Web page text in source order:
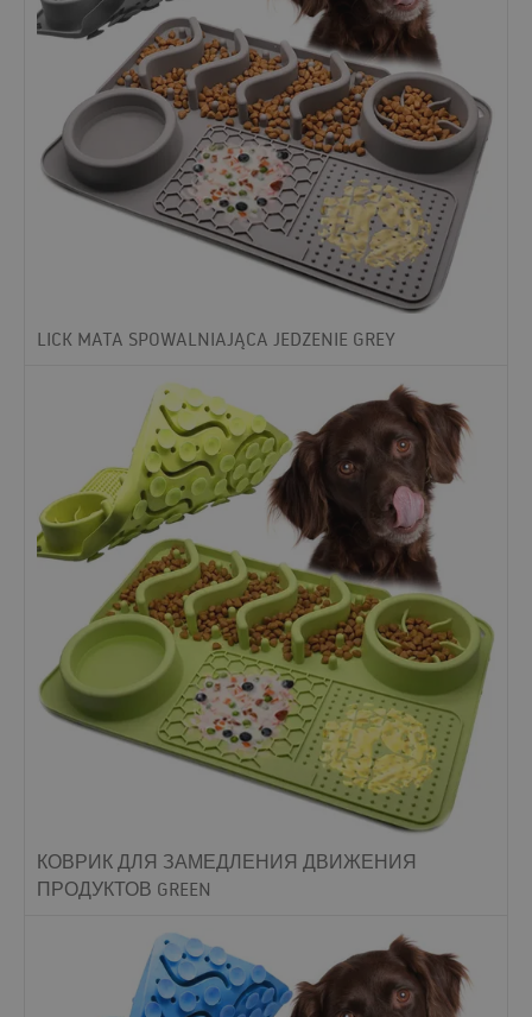
LICK MATA SPOWALNIAJĄCA JEDZENIE GREY
КОВРИК ДЛЯ ЗАМЕДЛЕНИЯ ДВИЖЕНИЯ
ПРОДУКТОВ GREEN